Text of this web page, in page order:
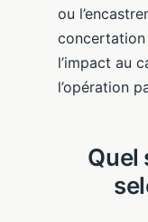
ou
l’impact au
l’opération
Quel